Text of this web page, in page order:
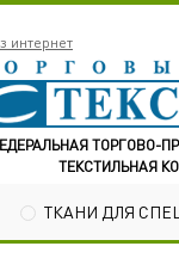
интернет
ТОРГОВО-
ТЕКСТИЛЬНАЯ
ТКАНИ ДЛЯ